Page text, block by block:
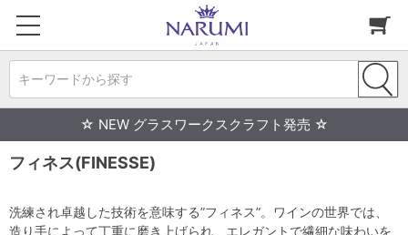
キーワードから探す
☆ NEW グラスワークスクラフト発売 ☆
フィネス(FINESSE)
洗練され卓越した技術を意味する”フィネス”。ワインの世界では、
造り手によって丁重に磨き上げられ、エレガントで繊細な味わいを